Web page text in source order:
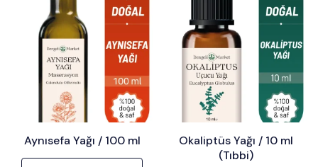
Aynısefa Yağı / 100 ml
Okaliptüs Yağı / 10 ml
(Tıbbi)